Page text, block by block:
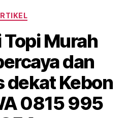
Categories
Murah
dan
dekat Kebon
0815 995